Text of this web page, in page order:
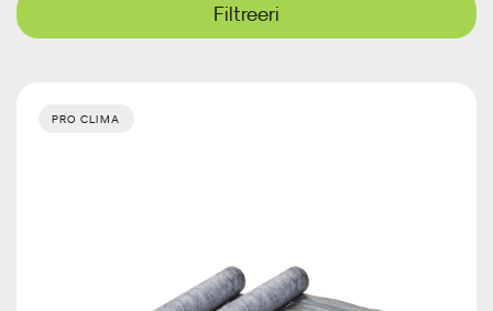
Soojustus
Filtreeri
PRO CLIMA